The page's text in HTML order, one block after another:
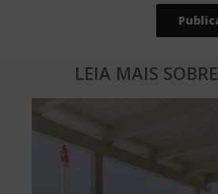
LEIA MAIS SOBRE